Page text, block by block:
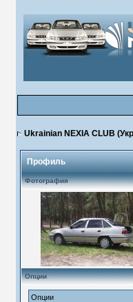
Ukrainian NEXIA CLUB
Профиль
Фотография
Опции
Опции